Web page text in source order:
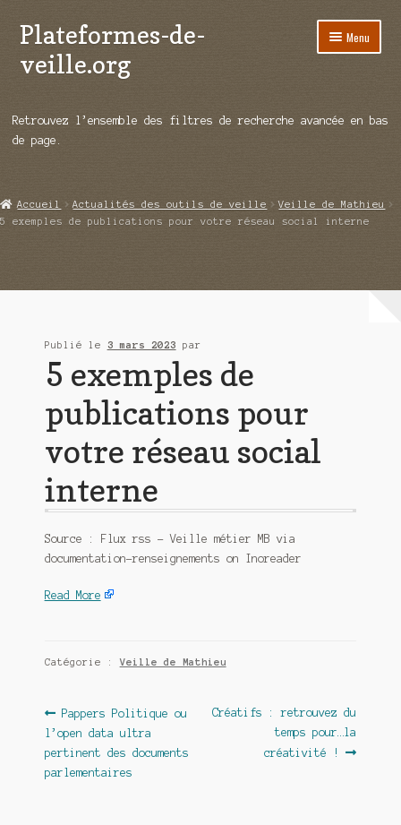
Aller
à
la
Aller
au
contenu
Plateformes-de-
veille.org
Menu
Répertoire d’ouitils
Démos vidéos
Ouvrir
Retrouvez l’ensemble des filtres de recherche avancée en bas
de page.
Accueil Actualités des outils de veille
Veille de Mathieu
5 exemples de publications pour votre réseau social interne
Publié le 3 mars 2023 par
5 exemples de
publications pour
votre réseau social
interne
Source : Flux rss – Veille métier MB via
documentation-renseignements on Inoreader
Read More
Catégorie :Veille de Mathieu
Navigation
de
l’article
Article
précédent :
Pappers Politique ou
l’open data ultra
pertinent des documents
parlementaires
Article
Créatifs : retrouvez du
temps pour…la
créativité !